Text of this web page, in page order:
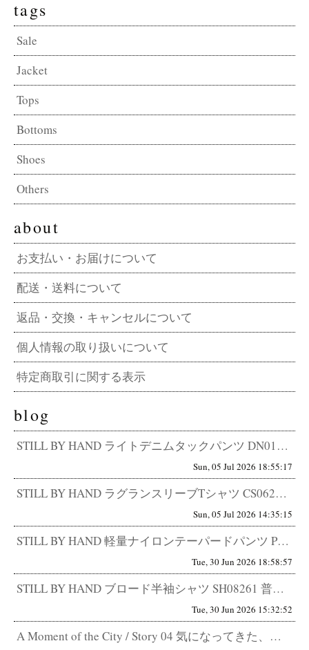
tags
Sale
Jacket
Tops
Bottoms
Shoes
Others
about
お支払い・お届けについて
配送・送料について
返品・交換・キャンセルについて
個人情報の取り扱いについて
特定商取引に関する表示
blog
STILL BY HAND ライトデニムタックパンツ DN01262 その軽さ、デニムの常識外。5.5オンスで迎える、真...
Sun, 05 Jul 2026 18:55:17
STILL BY HAND ラグランスリーブTシャツ CS06262 感じ取れますか？細部に宿る、卓越したセンスを。 T...
Sun, 05 Jul 2026 14:35:15
STILL BY HAND 軽量ナイロンテーパードパンツ PT04262 快適さと品の両立。 STILL BY HAND...
Tue, 30 Jun 2026 18:58:57
STILL BY HAND ブロード半袖シャツ SH08261 普通ではない、普通。デザインを気付かせないデザイン。 こ...
Tue, 30 Jun 2026 15:32:52
A Moment of the City / Story 04 気になってきた、アメカジ。 中野区在住 34歳 会社員 ...